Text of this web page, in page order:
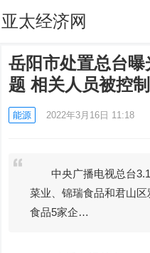
亚太经济网
岳阳市处置总台
题 相关人员被控制
能源 2022年3月16日 11:18
中央广播电视总台
菜业、锦瑞食品和君山
食品5家企…